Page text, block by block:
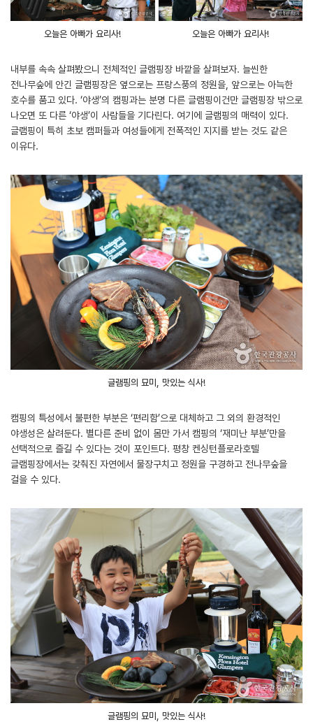
오늘은 아빠가 요리사! 오늘은 아빠가 요리사!
내부를 속속 살펴봤으니 전체적인 글램핑장 바깥을 살펴보자. 늘씬한
전나무숲에 안긴 글램핑장은 옆으로는 프랑스풍의 정원을, 앞으로는 아늑한
호수를 품고 있다. ‘야생’의 캠핑과는 분명 다른 글램핑이건만 글램핑장 밖으로
나오면 또 다른 ‘야생’이 사람들을 기다린다. 여기에 글램핑의 매력이 있다.
글램핑이 특히 초보 캠퍼들과 여성들에게 전폭적인 지지를 받는 것도 같은
이유다.
글램핑의 묘미, 맛있는 식사!
캠핑의 특성에서 불편한 부분은 ‘편리함’으로 대체하고 그 외의 환경적인
야생성은 살려둔다. 별다른 준비 없이 몸만 가서 캠핑의 ‘재미난 부분’만을
선택적으로 즐길 수 있다는 것이 포인트다. 평창 켄싱턴플로라호텔
글램핑장에서는 갖춰진 자연에서 물장구치고 정원을 구경하고 전나무숲을
걸을 수 있다.
글램핑의 묘미, 맛있는 식사!